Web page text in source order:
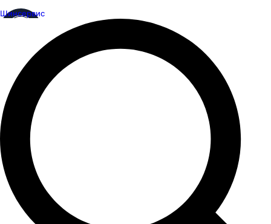
Шинсервис